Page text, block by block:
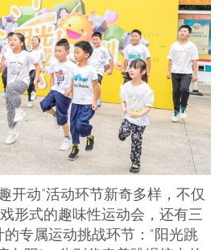
开动”活动环节新奇多样，不仅
形式的趣味性运动会，还有三
专属运动挑战环节：“阳光跳